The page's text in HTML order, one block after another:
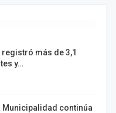
más de 3,1
y…
Municipalidad continúa